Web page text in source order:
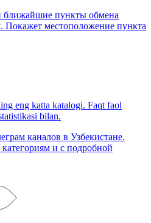
пункты обмена
местоположение пункта
eng katta katalogi. Faqt faol
bilan.
каналов в Узбекистане.
и с подробной